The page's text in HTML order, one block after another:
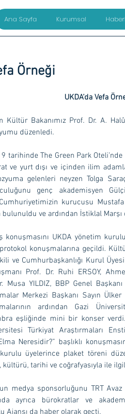
Ana Sayfa Kurumsal
Örneği
UKDA’da Vefa
düzenledi.
ve yurt dışı ve içinden ilim
gelenleri neyzen Tolga
genç akademisyen
kurucusu
bulunuldu ve ardından İstiklal Marşı
konuşmasını UKDA yönetim
konuşmalarına geçildi.
ve Cumhurbaşkanlığı Kurul
Prof. Dr. Ruhi ERSOY,
Musa YILDIZ, BBP Genel
Merkezi Başkanı Sayın Ülker
ardından Gazi
eşliğinde mini bir konser
Türkiyat Araştırmaları
Elma Neresidir?” başlıklı
üyelerince plaket töreni
kültürü, tarihi ve coğrafyasıyla ile
ayrıca bürokratlar ve
Ajansı da haber olarak geçti.